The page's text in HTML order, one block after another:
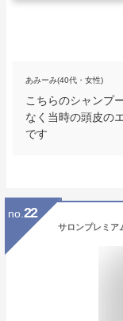
あみーみ(40代・女性)
こちらのシャンプ
なく当時の頭皮の
です
no. 22